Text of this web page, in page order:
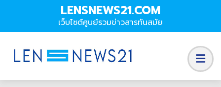
LENSNEWS21.COM
เว็บไซต์ศูนย์รวมข่าวสารทันสมัย